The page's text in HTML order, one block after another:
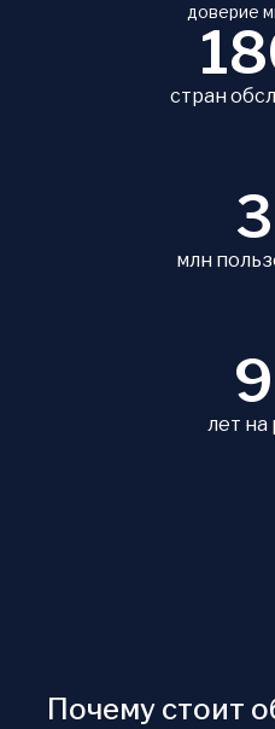
доверие
стран
млн
лет на
Почему стоит